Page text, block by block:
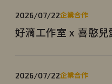
2026/07/22企業合作
好滴工作室 x 喜憨兒
2026/07/22企業合作